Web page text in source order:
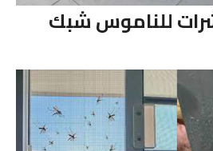
للناموس شبك